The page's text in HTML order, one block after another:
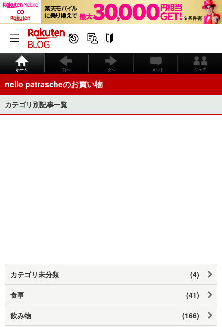
ホーム 前へ 次へ コメント シェア
nello patrascheのお買い物
カテゴリ別記事一覧
カテゴリ未分類 (4)
食事 (41)
飲み物 (166)